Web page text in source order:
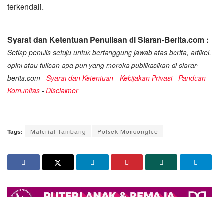
terkendali.
Syarat dan Ketentuan Penulisan di Siaran-Berita.com :
Setiap penulis setuju untuk bertanggung jawab atas berita, artikel,
opini atau tulisan apa pun yang mereka publikasikan di siaran-
berita.com - Syarat dan Ketentuan - Kebijakan Privasi- Panduan
Komunitas - Disclaimer
Tags: Material Tambang Polsek Moncongloe